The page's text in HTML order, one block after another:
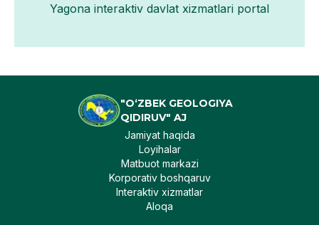
Yagona interaktiv davlat xizmatlari portal
"O‘ZBEK GEOLOGIYA
QIDIRUV" AJ
Jamiyat haqida
Loyihalar
Matbuot markazi
Korporativ boshqaruv
Interaktiv xizmatlar
Aloqa